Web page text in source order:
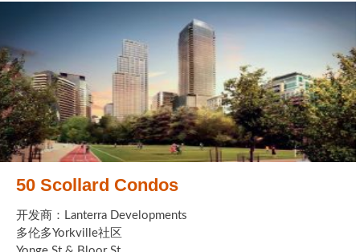
50 Scollard Condos
开发商：Lanterra Developments
多伦多Yorkville社区